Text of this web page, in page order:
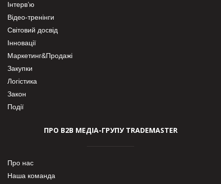
Інтерв’ю
Відео-тренінги
Світовий досвід
Інновації
Маркетинг&Продажі
Закупки
Логістика
Закон
Події
ПРО В2В МЕДІА-ГРУПУ TRADEMASTER
Про нас
Наша команда